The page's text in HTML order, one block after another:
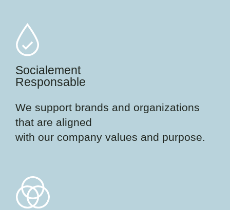
Socialement
Responsable
We support brands and organizations
that are aligned
with our company values and purpose.